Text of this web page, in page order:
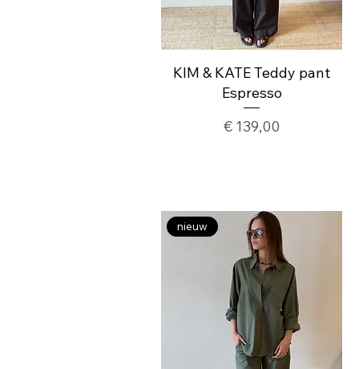
KIM & KATE Teddy pant
Espresso
Prijs
€ 139,00
nieuw